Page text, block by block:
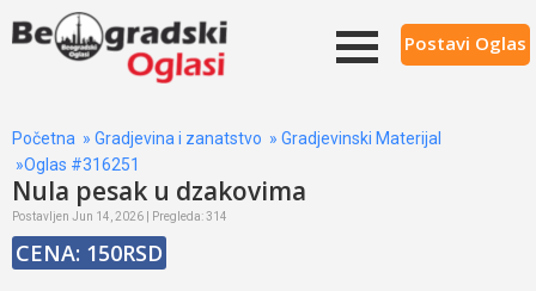
Postavi Oglas
Početna » Gradjevina i zanatstvo » Gradjevinski Materijal
»Oglas #316251
Nula pesak u dzakovima
Postavljen Jun 14, 2026 | Pregleda: 314
CENA: 150RSD